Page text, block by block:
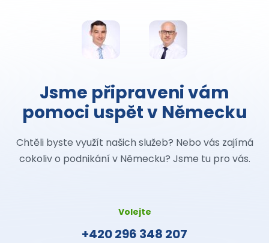
Jsme připraveni vám
pomoci uspět v Německu
Chtěli byste využít našich služeb? Nebo vás zajímá
cokoliv o podnikání v Německu? Jsme tu pro vás.
Volejte
+420 296 348 207